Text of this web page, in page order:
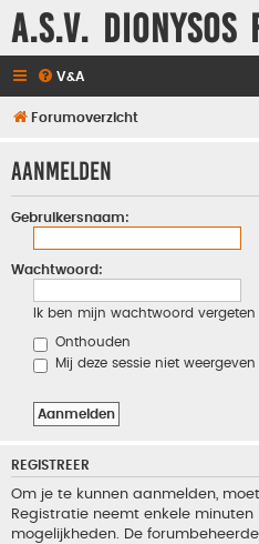
A.S.V. Dionysos
V&A
Forumoverzicht
Aanmelden
Gebruikersnaam:
Wachtwoord:
Ik ben mijn wachtwoord vergeten
Onthouden
Mij deze sessie niet
REGISTREER
Om je te kunnen aanmelden,
Registratie neemt enkele
mogelijkheden. De